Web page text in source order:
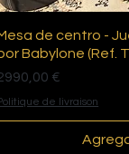
de centro -
Babylone (Ref.
€
de livraison